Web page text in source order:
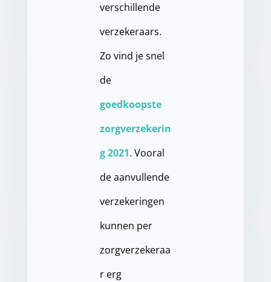
verschillende
verzekeraars.
Zo vind je snel
de
goedkoopste
zorgverzekerin
g 2021. Vooral
de aanvullende
verzekeringen
kunnen per
zorgverzekeraa
r erg